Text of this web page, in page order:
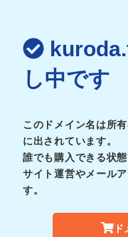
し中です
このドメイン名は所
に出されています。
誰でも購入できる状
サイト運営やメール
す。
ド